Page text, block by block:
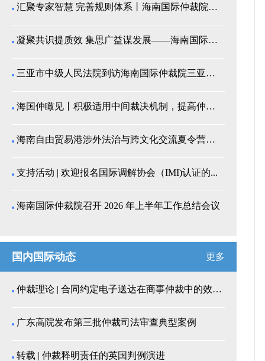
汇聚专家智慧 完善规则体系丨海南国际仲裁院召开仲裁...
凝聚共识提质效 集思广益谋发展——海南国际仲裁院举...
三亚市中级人民法院到访海南国际仲裁院三亚分院座谈交...
海国仲瞰见丨积极适用中间裁决机制，提高仲裁公信力
海南自由贸易港涉外法治与跨文化交流夏令营师生来我院...
支持活动 | 欢迎报名国际调解协会（IMI)认证的...
海南国际仲裁院召开 2026 年上半年工作总结会议
国内国际动态 更多
仲裁理论 | 合同约定电子送达在商事仲裁中的效力认...
广东高院发布第三批仲裁司法审查典型案例
转载 | 仲裁释明责任的英国判例演进